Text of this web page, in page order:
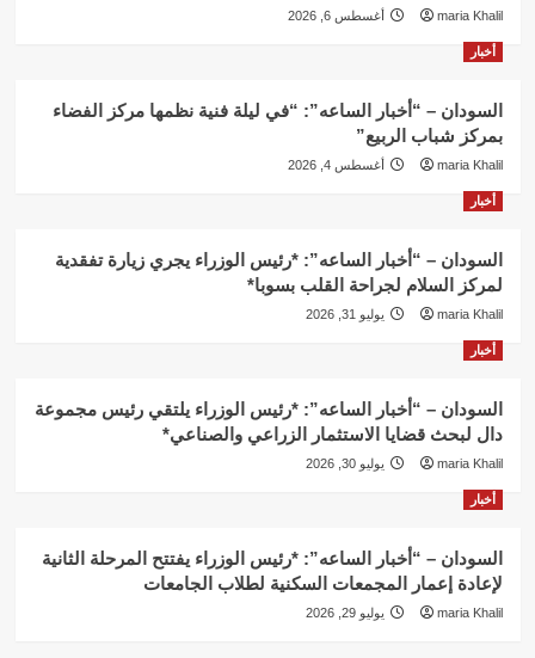
maria Khalil أغسطس 6, 2026
أخبار
السودان – “أخبار الساعه”: “في ليلة فنية نظمها مركز الفضاء
بمركز شباب الربيع”
maria Khalil أغسطس 4, 2026
أخبار
السودان – “أخبار الساعه”: *رئيس الوزراء يجري زيارة تفقدية
لمركز السلام لجراحة القلب بسوبا*
maria Khalil يوليو 31, 2026
أخبار
السودان – “أخبار الساعه”: *رئيس الوزراء يلتقي رئيس مجموعة
دال لبحث قضايا الاستثمار الزراعي والصناعي*
maria Khalil يوليو 30, 2026
أخبار
السودان – “أخبار الساعه”: *رئيس الوزراء يفتتح المرحلة الثانية
لإعادة إعمار المجمعات السكنية لطلاب الجامعات
maria Khalil يوليو 29, 2026